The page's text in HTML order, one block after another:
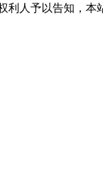
人予以告知，本